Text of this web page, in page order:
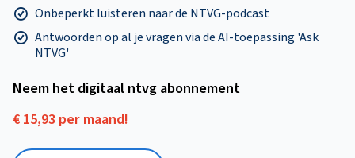
Onbeperkt luisteren naar de NTVG-podcast
Antwoorden op al je vragen via de AI-toepassing 'Ask
NTVG'
Neem het digitaal ntvg abonnement
€ 15,93 per maand!